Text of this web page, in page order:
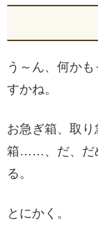
う～ん、何か
すかね。
お急ぎ箱、取
箱……、だ、だ
る。
とにかく。